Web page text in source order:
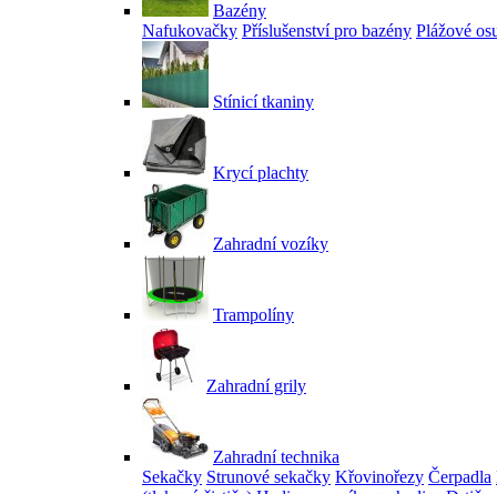
Bazény
Nafukovačky Příslušenství pro bazény Plážové
Stínicí tkaniny
Krycí plachty
Zahradní vozíky
Trampolíny
Zahradní grily
Zahradní technika
Sekačky Strunové sekačky Křovinořezy Čerpadla